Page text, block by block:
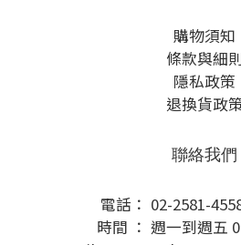
購物須知
條款與細
隱私政策
退換貨政
聯絡我們
電話： 02-2581-
時間 ： 週一到週五